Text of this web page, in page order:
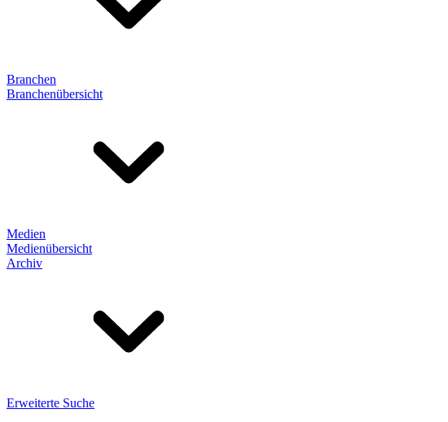
Branchen
Branchenübersicht
Medien
Medienübersicht
Archiv
Erweiterte Suche